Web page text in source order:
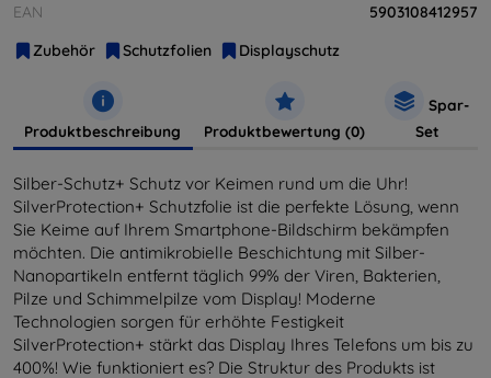
EAN
5903108412957
Zubehör
Schutzfolien Displayschutz
Produktbeschreibung Produktbewertung (0)
Spar-
Set
Silber-Schutz+ Schutz vor Keimen rund um die Uhr!
SilverProtection+ Schutzfolie ist die perfekte Lösung, wenn
Sie Keime auf Ihrem Smartphone-Bildschirm bekämpfen
möchten. Die antimikrobielle Beschichtung mit Silber-
Nanopartikeln entfernt täglich 99% der Viren, Bakterien,
Pilze und Schimmelpilze vom Display! Moderne
Technologien sorgen für erhöhte Festigkeit
SilverProtection+ stärkt das Display Ihres Telefons um bis zu
400%! Wie funktioniert es? Die Struktur des Produkts ist